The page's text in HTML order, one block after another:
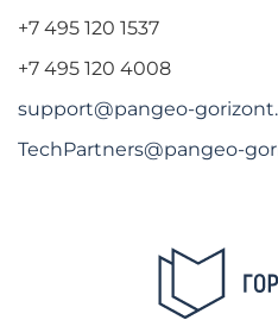
+7 495 120 1537
+7 495 120 4008
support@pangeo-
TechPartners@pangeo-